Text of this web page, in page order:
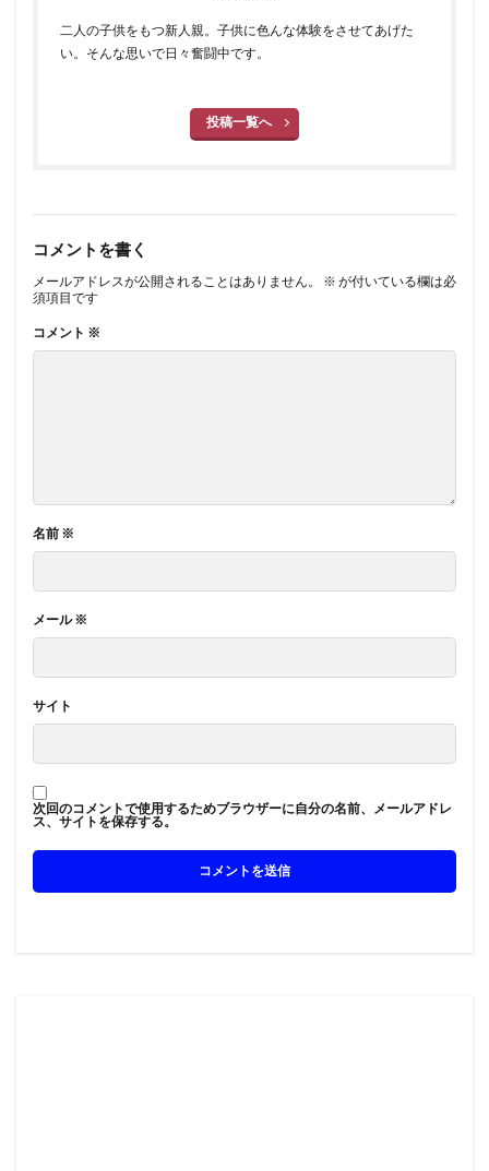
二人の子供をもつ新人親。子供に色んな体験をさせてあげた
い。そんな思いで日々奮闘中です。
投稿一覧へ
コメントを書く
メールアドレスが公開されることはありません。 ※ が付いている欄は必
須項目です
コメント ※
名前 ※
メール※
サイト
次回のコメントで使用するためブラウザーに自分の名前、メールアドレ
ス、サイトを保存する。